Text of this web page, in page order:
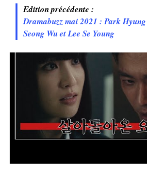
Edition précédente :
Dramabuzz mai 2021 : Park
Seong Wu et Lee Se Young